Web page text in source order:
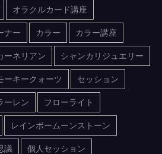
オラクルカード講座
ナー カラー カラー講座
ーネリアン シャンカリジュエリー
ーキークォーツ セッション
ーレン フローライト
レインボームーンストーン
議 個人セッション